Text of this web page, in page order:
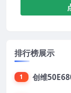
排行榜展示
1 创维